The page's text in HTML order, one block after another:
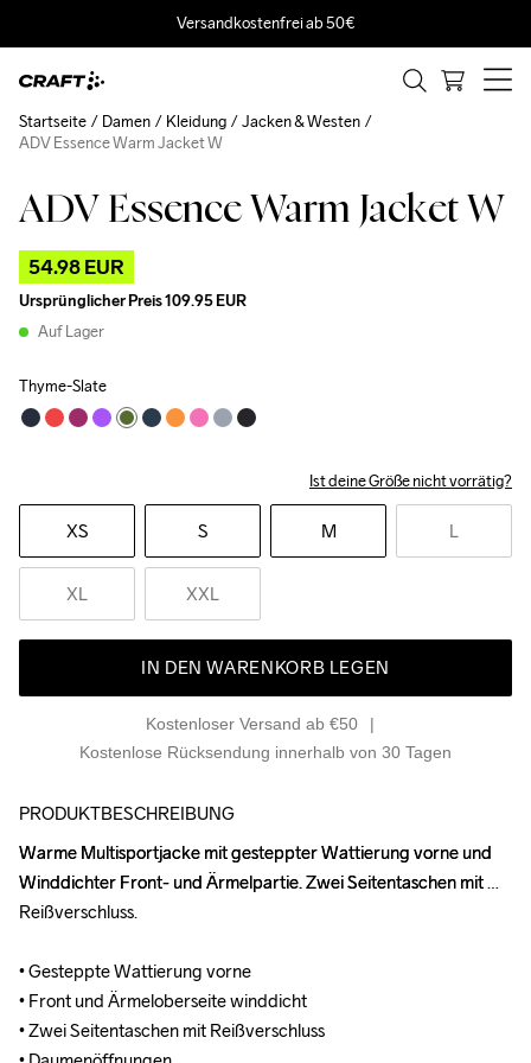
Versandkostenfrei ab 50€
ADV Essence Warm Jacket W
54.98 EUR
Ursprünglicher Preis109.95 EUR
Auf Lager
Thyme-Slate
Ist deine Größe nicht vorrätig?
XS S M L
XL XXL
IN DEN WARENKORB LEGEN
Kostenloser Versand ab €50
Kostenlose Rücksendung innerhalb von 30 Tagen
Startseite Damen Kleidung
Jacken & Westen
ADV Essence Warm Jacket W
Outlet
PRODUKTBESCHREIBUNG
Warme Multisportjacke mit gesteppter Wattierung vorne und
Winddichter Front- und Ärmelpartie. Zwei Seitentaschen mit
Reißverschluss.
• Gesteppte Wattierung vorne
• Front und Ärmeloberseite winddicht
• Zwei Seitentaschen mit Reißverschluss
Warme Multisportjacke mit gesteppter Wattierung vorne und
Winddichter Front- und Ärmelpartie. Zwei Seitentaschen mit
Reißverschluss.
• Gesteppte Wattierung vorne
• Front und Ärmeloberseite winddicht
• Zwei Seitentaschen mit Reißverschluss